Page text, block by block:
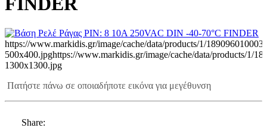
https://www.markidis.gr/image/cache/data/products/1/189096010003-
500x400.jpghttps://www.markidis.gr/image/cache/data/products/1/
1300x1300.jpg
Πατήστε πάνω σε οποιαδήποτε εικόνα για μεγέθυνση
Share: